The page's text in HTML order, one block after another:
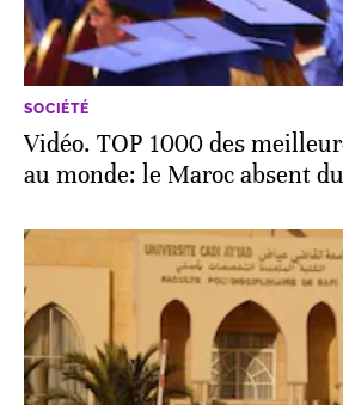
SOCIÉTÉ
Vidéo. TOP 1000 des
au monde: le Maroc absent